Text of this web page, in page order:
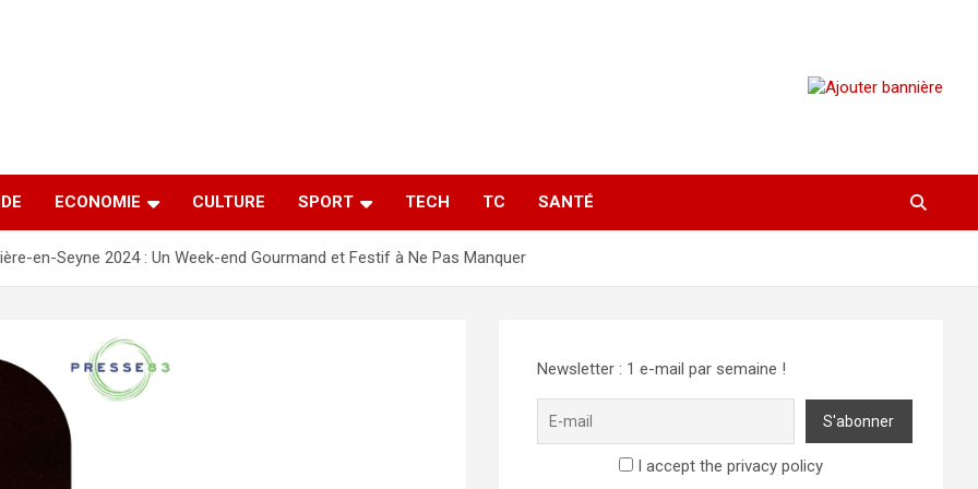
ECONOMIE CULTURE SPORT TECH TC SANTÉ
en-Seyne 2024 : Un Week-end Gourmand et Festif à Ne Pas Manquer
Newsletter : 1 e-mail par semaine !
I accept the privacy policy